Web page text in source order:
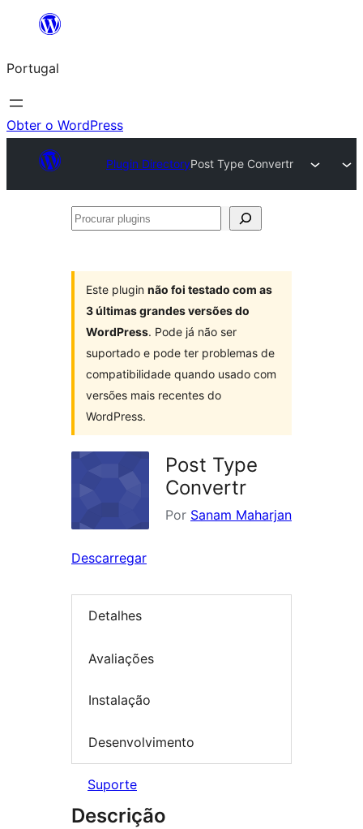
Saltar
o
conteúdo
Portugal
Obter o WordPress
Plugin DirectoryPost Type Convertr
Procurar
Este plugin não foi testado com as
3 últimas grandes versões do
WordPress. Pode já não ser
suportado e pode ter problemas de
compatibilidade quando usado com
versões mais recentes do
WordPress.
Post Type
Convertr
Por Sanam Maharjan
Descarregar
Detalhes
Avaliações
Instalação
Desenvolvimento
Suporte
Descrição